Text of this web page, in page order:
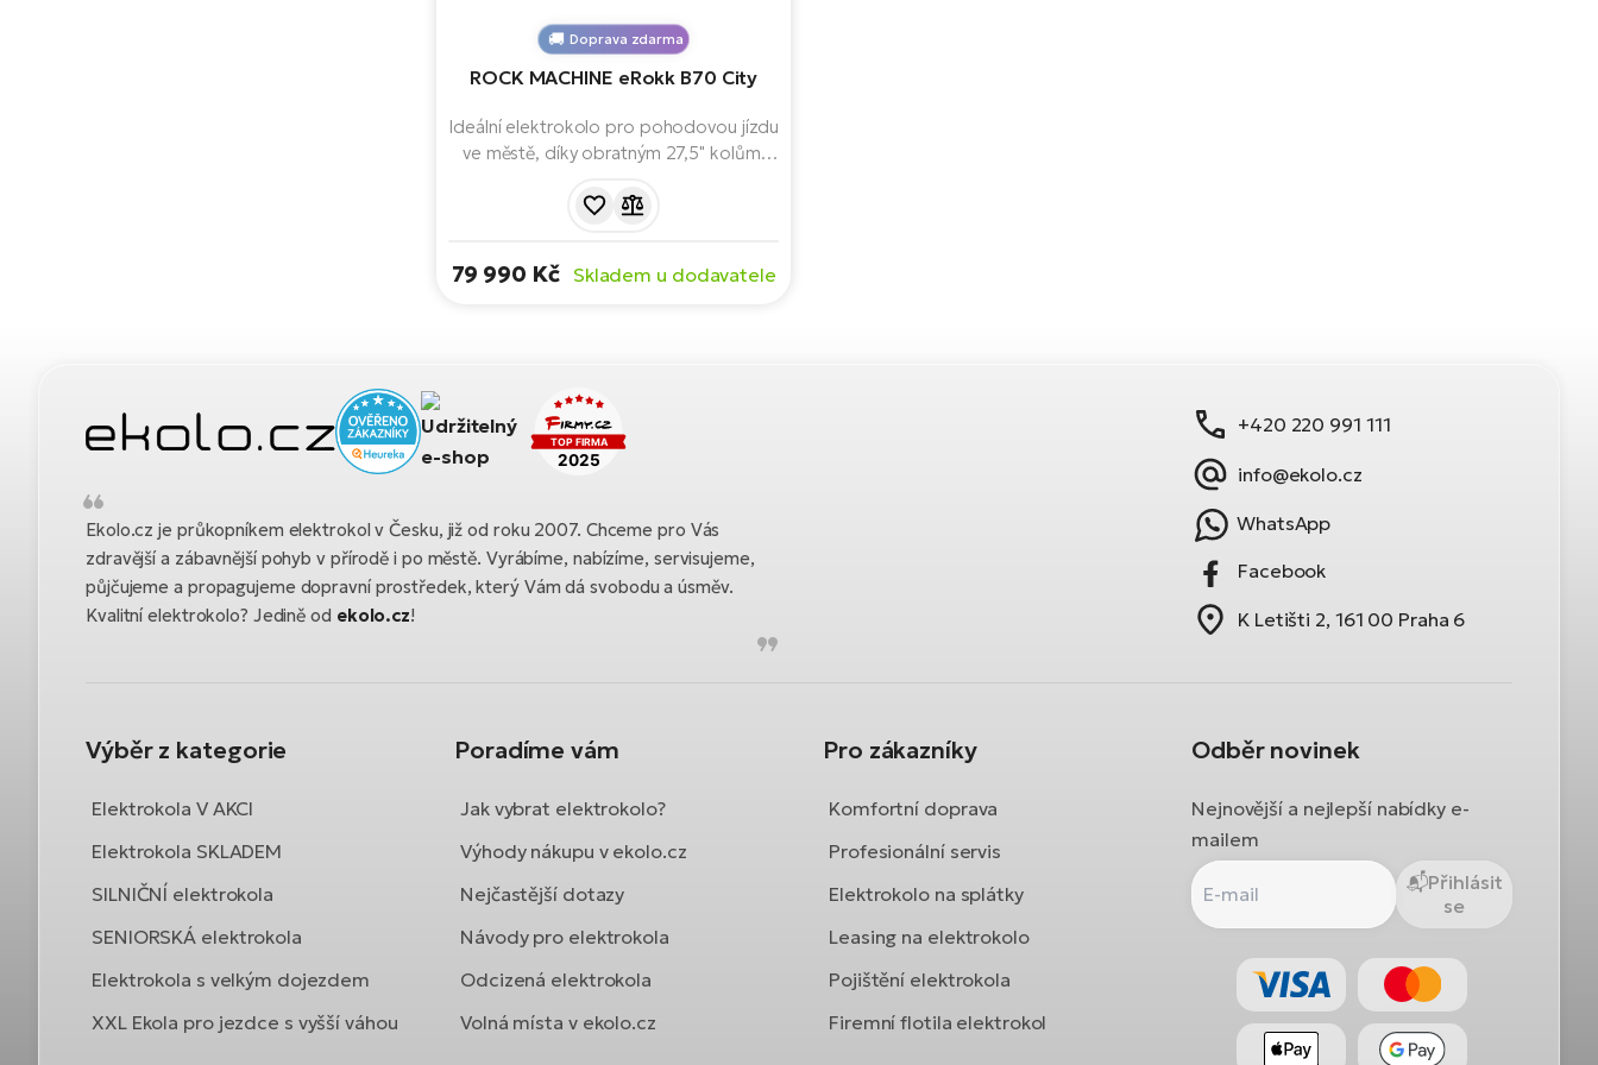
Doprava zdarma
ROCK MACHINE eRokk B70 City
Ideální elektrokolo pro pohodovou jízdu
ve městě, díky obratným 27,5" kolům.
Line CX 4. generace, baterii 625 Wh,
79 990 Kč Skladem u dodavatele
Ekolo.cz je průkopníkem elektrokol v Česku, již od roku 2007. Chceme pro Vás
zdravější a zábavnější pohyb v přírodě i po městě. Vyrábíme, nabízíme, servisujeme,
půjčujeme a propagujeme dopravní prostředek, který Vám dá svobodu a úsměv.
Kvalitní elektrokolo? Jedině od ekolo.cz!
+420 220 991 111
info@ekolo.cz
WhatsApp
Facebook
K Letišti 2, 161 00 Praha 6
Výběr z kategorie
Elektrokola V AKCI
Elektrokola SKLADEM
SILNIČNÍ elektrokola
SENIORSKÁ elektrokola
Elektrokola s velkým dojezdem
XXL Ekola pro jezdce s vyšší váhou
Poradíme vám
Jak vybrat elektrokolo?
Výhody nákupu v ekolo.cz
Nejčastější dotazy
Návody pro elektrokola
Odcizená elektrokola
Volná místa v ekolo.cz
Pro zákazníky
Komfortní doprava
Profesionální servis
Elektrokolo na splátky
Leasing na elektrokolo
Pojištění elektrokola
Firemní flotila elektrokol
Odběr novinek
Nejnovější a nejlepší nabídky e-
mailem
Přihlásit
se